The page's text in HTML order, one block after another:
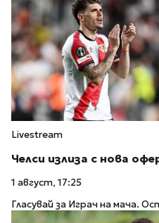
Livestream
Челси излиза с нова
1 август, 17:25
Гласувай за Играч на мача.